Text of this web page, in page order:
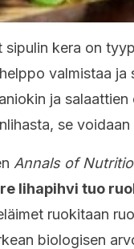
sipulin kera on
valmistaa
ja
se
Annals of
lihapihvi tuo
ruokitaan
biologisen